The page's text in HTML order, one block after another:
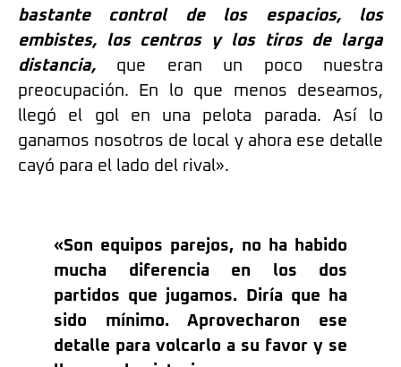
bastante control de los espacios, los
embistes, los centros y los tiros de larga
distancia, que eran un poco nuestra
preocupación. En lo que menos deseamos,
llegó el gol en una pelota parada. Así lo
ganamos nosotros de local y ahora ese detalle
cayó para el lado del rival».
«Son equipos parejos, no ha habido
mucha diferencia en los dos
partidos que jugamos. Diría que ha
sido mínimo. Aprovecharon ese
detalle para volcarlo a su favor y se